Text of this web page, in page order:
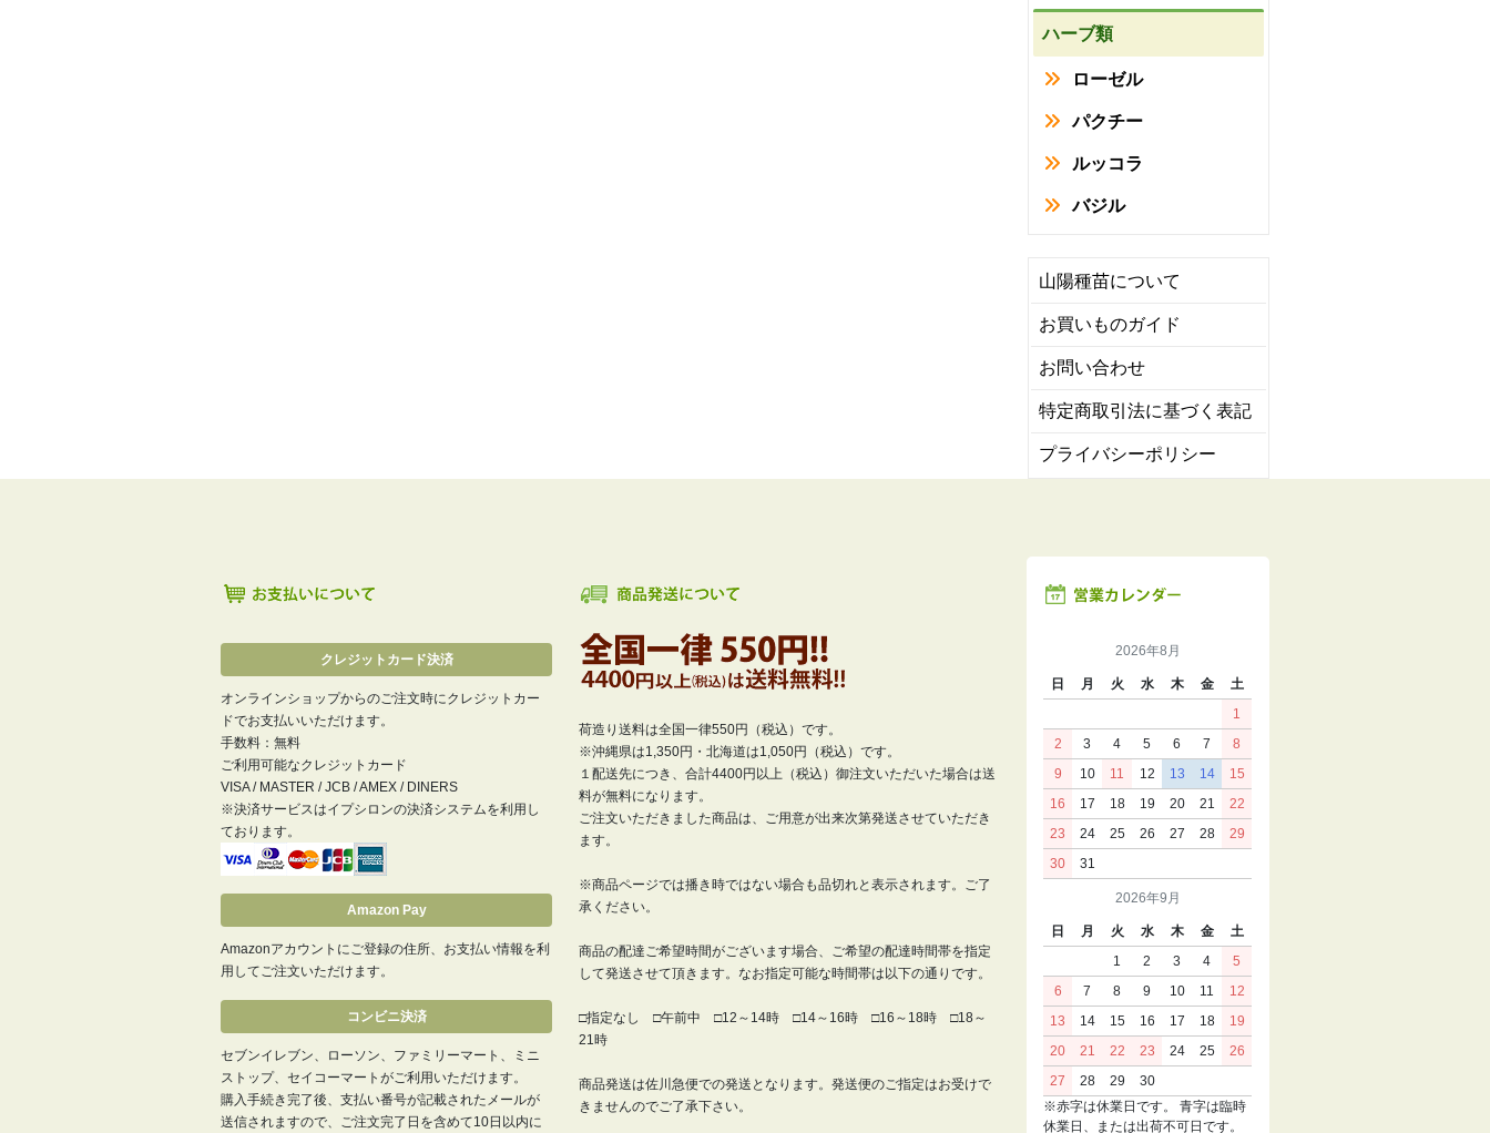
ハーブ類
ローゼル
パクチー
ルッコラ
バジル
山陽種苗について
お買いものガイド
お問い合わせ
特定商取引法に基づく表記
プライバシーポリシー
クレジットカード決済
オンラインショップからのご注文時にクレジットカー
ドでお支払いいただけます。
手数料：無料
ご利用可能なクレジットカード
VISA / MASTER / JCB / AMEX / DINERS
※決済サービスはイプシロンの決済システムを利用し
ております。
Amazon Pay
Amazonアカウントにご登録の住所、お支払い情報を利
用してご注文いただけます。
コンビニ決済
セブンイレブン、ローソン、ファミリーマート、ミニ
ストップ、セイコーマートがご利用いただけます。
購入手続き完了後、支払い番号が記載されたメールが
送信されますので、ご注文完了日を含めて10日以内に
荷造り送料は全国一律550円（税込）です。
※沖縄県は1,350円・北海道は1,050円（税込）です。
１配送先につき、合計4400円以上（税込）御注文いただいた場合は送
料が無料になります。
ご注文いただきました商品は、ご用意が出来次第発送させていただき
ます。
※商品ページでは播き時ではない場合も品切れと表示されます。ご了
承ください。
商品の配達ご希望時間がございます場合、ご希望の配達時間帯を指定
して発送させて頂きます。なお指定可能な時間帯は以下の通りです。
□指定なし □午前中 □12～14時 □14～16時 □16～18時 □18～
21時
商品発送は佐川急便での発送となります。発送便のご指定はお受けで
きませんのでご了承下さい。
2026年8月
日 月 火 水 木 金
土
1
2
3 4 5 6 7
8
9
10 11 12 13 14
15
16
17 18 19 20 21
22
23
24 25 26 27 28
29
30
31
2026年9月
日 月 火 水 木 金
土
1
2 3 4
5
6
7 8 9 10 11
12
13
14 15 16 17 18
19
20
21 22 23 24 25
26
27
28 29
30
※赤字は休業日です。 青字は臨時
休業日、または出荷不可日です。